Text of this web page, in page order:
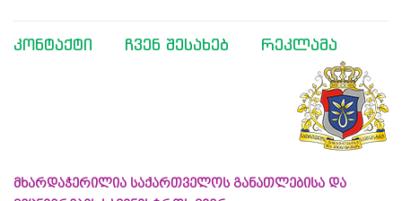
კონტაქტი ჩვენ შესახებ რეკლამა
მხარდაჭერილია საქართველოს განათლებისა და